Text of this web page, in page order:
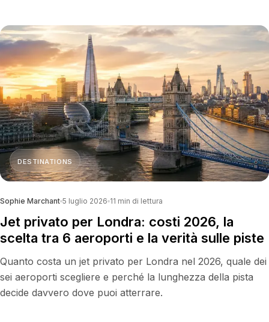
DESTINATIONS
Sophie Marchant 5 luglio 2026 11 min di lettura
Jet privato per Londra: costi 2026, la
scelta tra 6 aeroporti e la verità sulle piste
Quanto costa un jet privato per Londra nel 2026, quale dei
sei aeroporti scegliere e perché la lunghezza della pista
decide davvero dove puoi atterrare.